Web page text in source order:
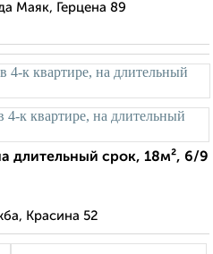
Маяк, Герцена 89
длительный срок, 18м², 6/9
Красина 52